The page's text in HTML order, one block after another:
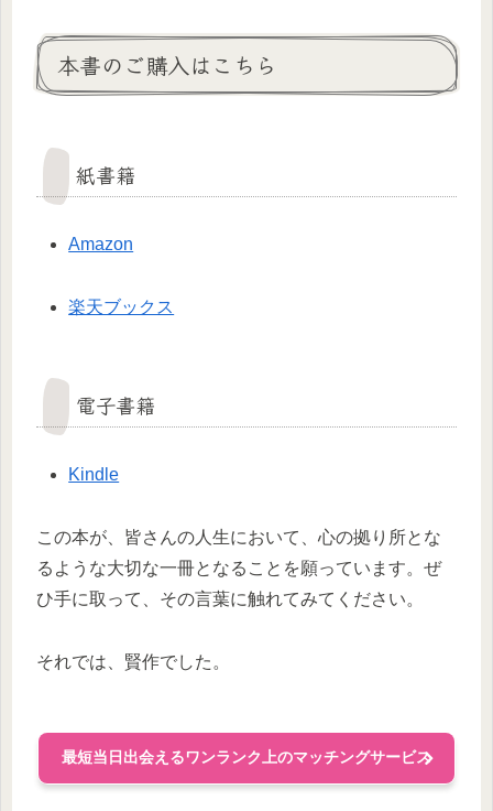
本書のご購入はこちら
紙書籍
Amazon
楽天ブックス
電子書籍
Kindle
この本が、皆さんの人生において、心の拠り所とな
るような大切な一冊となることを願っています。ぜ
ひ手に取って、その言葉に触れてみてください。
それでは、賢作でした。
最短当日出会えるワンランク上のマッチングサービス